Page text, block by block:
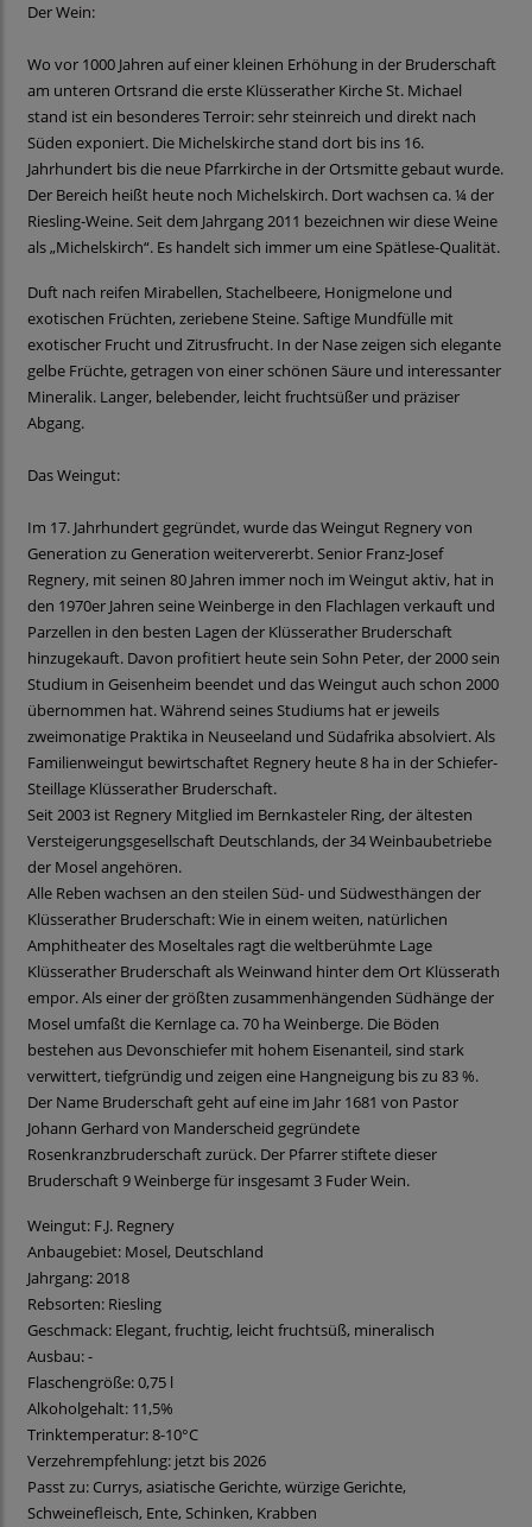
Der Wein:
Wo vor 1000 Jahren auf einer kleinen Erhöhung in der Bruderschaft
am unteren Ortsrand die erste Klüsserather Kirche St. Michael
stand ist ein besonderes Terroir: sehr steinreich und direkt nach
Süden exponiert. Die Michelskirche stand dort bis ins 16.
Jahrhundert bis die neue Pfarrkirche in der Ortsmitte gebaut wurde.
Der Bereich heißt heute noch Michelskirch. Dort wachsen ca. ¼ der
Riesling-Weine. Seit dem Jahrgang 2011 bezeichnen wir diese Weine
als „Michelskirch“. Es handelt sich immer um eine Spätlese-Qualität.
Duft nach reifen Mirabellen, Stachelbeere, Honigmelone und
exotischen Früchten, zeriebene Steine. Saftige Mundfülle mit
exotischer Frucht und Zitrusfrucht. In der Nase zeigen sich elegante
gelbe Früchte, getragen von einer schönen Säure und interessanter
Mineralik. Langer, belebender, leicht fruchtsüßer und präziser
Abgang.
Das Weingut:
Im 17. Jahrhundert gegründet, wurde das Weingut Regnery von
Generation zu Generation weitervererbt. Senior Franz-Josef
Regnery, mit seinen 80 Jahren immer noch im Weingut aktiv, hat in
den 1970er Jahren seine Weinberge in den Flachlagen verkauft und
Parzellen in den besten Lagen der Klüsserather Bruderschaft
hinzugekauft. Davon profitiert heute sein Sohn Peter, der 2000 sein
Studium in Geisenheim beendet und das Weingut auch schon 2000
übernommen hat. Während seines Studiums hat er jeweils
zweimonatige Praktika in Neuseeland und Südafrika absolviert. Als
Familienweingut bewirtschaftet Regnery heute 8 ha in der Schiefer-
Steillage Klüsserather Bruderschaft.
Seit 2003 ist Regnery Mitglied im Bernkasteler Ring, der ältesten
Versteigerungsgesellschaft Deutschlands, der 34 Weinbaubetriebe
der Mosel angehören.
Alle Reben wachsen an den steilen Süd- und Südwesthängen der
Klüsserather Bruderschaft: Wie in einem weiten, natürlichen
Amphitheater des Moseltales ragt die weltberühmte Lage
Klüsserather Bruderschaft als Weinwand hinter dem Ort Klüsserath
empor. Als einer der größten zusammenhängenden Südhänge der
Mosel umfaßt die Kernlage ca. 70 ha Weinberge. Die Böden
bestehen aus Devonschiefer mit hohem Eisenanteil, sind stark
verwittert, tiefgründig und zeigen eine Hangneigung bis zu 83 %.
Der Name Bruderschaft geht auf eine im Jahr 1681 von Pastor
Johann Gerhard von Manderscheid gegründete
Rosenkranzbruderschaft zurück. Der Pfarrer stiftete dieser
Bruderschaft 9 Weinberge für insgesamt 3 Fuder Wein.
Weingut: F.J. Regnery
Anbaugebiet: Mosel, Deutschland
Jahrgang: 2018
Rebsorten: Riesling
Geschmack: Elegant, fruchtig, leicht fruchtsüß, mineralisch
Ausbau: -
Flaschengröße: 0,75 l
Alkoholgehalt: 11,5%
Trinktemperatur: 8-10°C
Verzehrempfehlung: jetzt bis 2026
Passt zu: Currys, asiatische Gerichte, würzige Gerichte,
Schweinefleisch, Ente, Schinken, Krabben